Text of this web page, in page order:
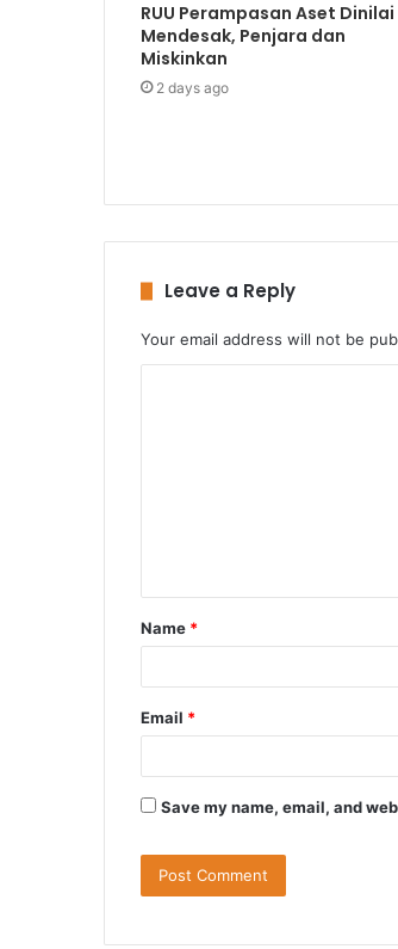
RUU Perampasan Aset Dinilai
Mendesak, Penjara dan
Miskinkan
2 days ago
Leave a Reply
Your email address will not be
t
*
Name *
Email *
Save my name, email, and